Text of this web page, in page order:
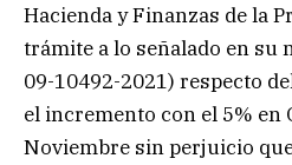
Hacienda y Finanzas de la
trámite a lo señalado en su
09-10492-2021) respecto
el incremento con el 5% en
Noviembre sin perjuicio